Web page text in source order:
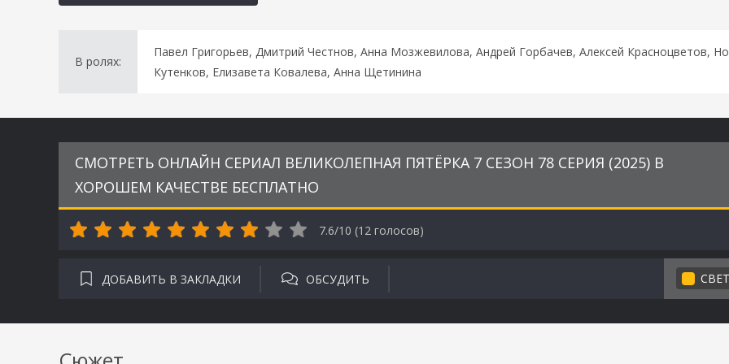
В ролях:
Павел Григорьев, Дмитрий Честнов, Анна Мозжевилова, Андрей Горбачев, Алексей Красноцветов,
Кутенков, Елизавета Ковалева, Анна Щетинина
СМОТРЕТЬ ОНЛАЙН СЕРИАЛ ВЕЛИКОЛЕПНАЯ ПЯТЁРКА 7 СЕЗОН 78 СЕРИЯ (2025) В
ХОРОШЕМ КАЧЕСТВЕ БЕСПЛАТНО
7.6/10 (12 голосов)
ДОБАВИТЬ В ЗАКЛАДКИ ОБСУДИТЬ СВЕТ